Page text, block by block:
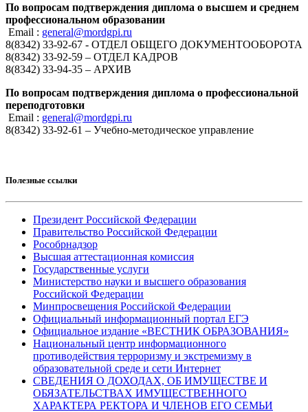
По вопросам подтверждения диплома о высшем и среднем
профессиональном образовании
Email : general@mordgpi.ru
8(8342) 33-92-67 - ОТДЕЛ ОБЩЕГО ДОКУМЕНТООБОРОТА
8(8342) 33-92-59 – ОТДЕЛ КАДРОВ
8(8342) 33-94-35 – АРХИВ
По вопросам подтверждения диплома о профессиональной
переподготовки
Email : general@mordgpi.ru
8(8342) 33-92-61 – Учебно-методическое управление
Полезные ссылки
Президент Российской Федерации
Правительство Российской Федерации
Рособрнадзор
Высшая аттестационная комиссия
Государственные услуги
Министерство науки и высшего образования
Российской Федерации
Минпросвещения Российской Федерации
Официальный информационный портал ЕГЭ
Официальное издание «ВЕСТНИК ОБРАЗОВАНИЯ»
Национальный центр информационного
противодействия терроризму и экстремизму в
образовательной среде и сети Интернет
СВЕДЕНИЯ О ДОХОДАХ, ОБ ИМУЩЕСТВЕ И
ОБЯЗАТЕЛЬСТВАХ ИМУЩЕСТВЕННОГО
ХАРАКТЕРА РЕКТОРА И ЧЛЕНОВ ЕГО СЕМЬИ